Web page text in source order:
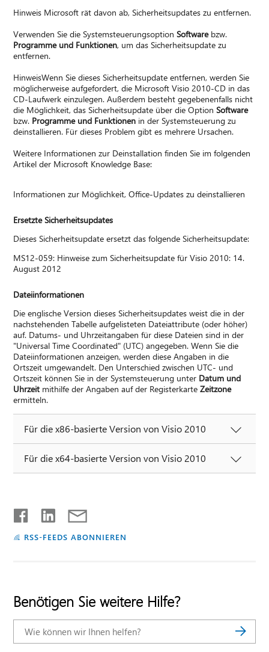
Hinweis Microsoft rät davon ab, Sicherheitsupdates zu entfernen.
Verwenden Sie die SystemsteuerungsoptionSoftwarebzw.
Programme und Funktionen, um das Sicherheitsupdate zu
entfernen.
HinweisWenn Sie dieses Sicherheitsupdate entfernen, werden Sie
möglicherweise aufgefordert, die Microsoft Visio 2010-CD in das
CD-Laufwerk einzulegen. Außerdem besteht gegebenenfalls nicht
die Möglichkeit, das Sicherheitsupdate über die OptionSoftware
bzw. Programme und Funktionen in der Systemsteuerung zu
deinstallieren. Für dieses Problem gibt es mehrere Ursachen.
Weitere Informationen zur Deinstallation finden Sie im folgenden
Artikel der Microsoft Knowledge Base:
Informationen zur Möglichkeit, Office-Updates zu deinstallieren
Ersetzte Sicherheitsupdates
Dieses Sicherheitsupdate ersetzt das folgende Sicherheitsupdate:
MS12-059: Hinweise zum Sicherheitsupdate für Visio 2010: 14.
August 2012
Dateiinformationen
Die englische Version dieses Sicherheitsupdates weist die in der
nachstehenden Tabelle aufgelisteten Dateiattribute (oder höher)
auf. Datums- und Uhrzeitangaben für diese Dateien sind in der
"Universal Time Coordinated" (UTC) angegeben. Wenn Sie die
Dateiinformationen anzeigen, werden diese Angaben in die
Ortszeit umgewandelt. Den Unterschied zwischen UTC- und
Ortszeit können Sie in der Systemsteuerung unter Datum und
Uhrzeit mithilfe der Angaben auf der RegisterkarteZeitzone
ermitteln.
Für die x86-basierte Version von Visio 2010
Für die x64-basierte Version von Visio 2010
RSS-FEEDS ABONNIEREN
Benötigen Sie weitere Hilfe?